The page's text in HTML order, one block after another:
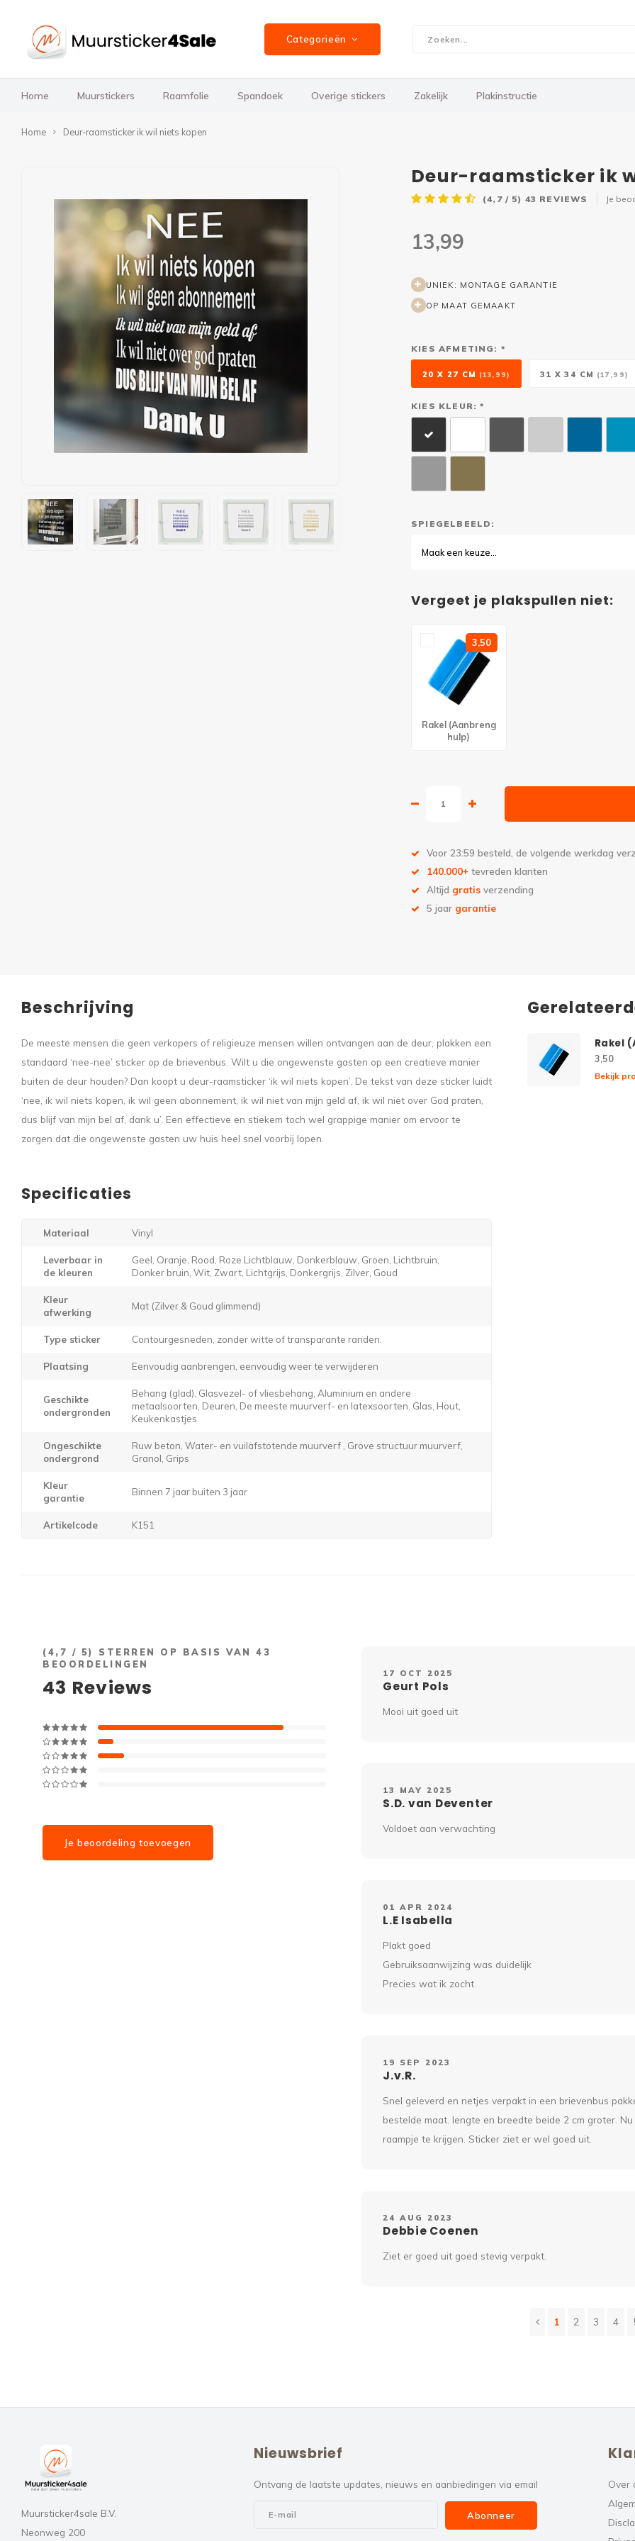
Categorieën
Home Muurstickers Raamfolie Spandoek Overige stickers Zakelijk Plakinstructie
Home Deur-raamsticker ik wil niets kopen
Deur-raamsticker ik
(4,7 / 5) 43 REVIEWS Je
13,99
UNIEK: MONTAGE GARANTIE
OP MAAT GEMAAKT
KIES AFMETING: *
20 X 27 CM (13,99) 31 X 34 CM (17,99)
KIES KLEUR: *
SPIEGELBEELD:
Maak een keuze...
Vergeet je plakspullen niet:
3,50
Rakel (Aanbreng
hulp)
Voor 23:59 besteld, de volgende werkdag
140.000+ tevreden klanten
Altijd gratis verzending
5 jaar garantie
Beschrijving
De meeste mensen die geen verkopers of religieuze mensen willen ontvangen aan de deur, plakken een
standaard ‘nee-nee’ sticker op de brievenbus. Wilt u die ongewenste gasten op een creatieve manier
buiten de deur houden? Dan koopt u deur-raamsticker ‘ik wil niets kopen’. De tekst van deze sticker luidt
‘nee, ik wil niets kopen, ik wil geen abonnement, ik wil niet van mijn geld af, ik wil niet over God praten,
dus blijf van mijn bel af, dank u’. Een effectieve en stiekem toch wel grappige manier om ervoor te
zorgen dat die ongewenste gasten uw huis heel snel voorbij lopen.
Specificaties
Materiaal Vinyl
Leverbaar in
de kleuren
Geel, Oranje, Rood, Roze Lichtblauw, Donkerblauw, Groen, Lichtbruin,
Donker bruin, Wit, Zwart, Lichtgrijs, Donkergrijs, Zilver, Goud
Kleur
afwerking
Mat (Zilver & Goud glimmend)
Type sticker Contourgesneden, zonder witte of transparante randen.
Plaatsing Eenvoudig aanbrengen, eenvoudig weer te verwijderen
Geschikte
ondergronden
Behang (glad), Glasvezel- of vliesbehang, Aluminium en andere
metaalsoorten, Deuren, De meeste muurverf- en latexsoorten, Glas, Hout,
Keukenkastjes
Ongeschikte
ondergrond
Ruw beton, Water- en vuilafstotende muurverf , Grove structuur muurverf,
Granol, Grips
Kleur
garantie
Binnen 7 jaar buiten 3 jaar
Artikelcode K151
Rakel
3,50
Bekijk
(4,7 / 5) STERREN OP BASIS VAN43
BEOORDELINGEN
43 Reviews
Je beoordeling toevoegen
17 OCT 2025
Geurt Pols
Mooi uit goed uit
13 MAY 2025
S.D. van Deventer
Voldoet aan verwachting
01 APR 2024
L.E Isabella
Plakt goed
Gebruiksaanwijzing was duidelijk
Precies wat ik zocht
19 SEP 2023
J.v.R.
Snel geleverd en netjes verpakt in een brievenbus
bestelde maat. lengte en breedte beide 2 cm groter.
raampje te krijgen. Sticker ziet er wel goed uit.
24 AUG 2023
Debbie Coenen
Ziet er goed uit goed stevig verpakt.
1 2 3 4
Muursticker4sale B.V.
Neonweg 200
Nieuwsbrief
Ontvang de laatste updates, nieuws en aanbiedingen via email
Abonneer
Over